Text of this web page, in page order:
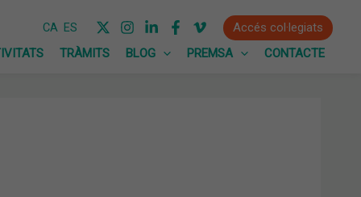
CA ES
Accés col·legiats
TRÀMITS BLOG PREMSA CONTACTE